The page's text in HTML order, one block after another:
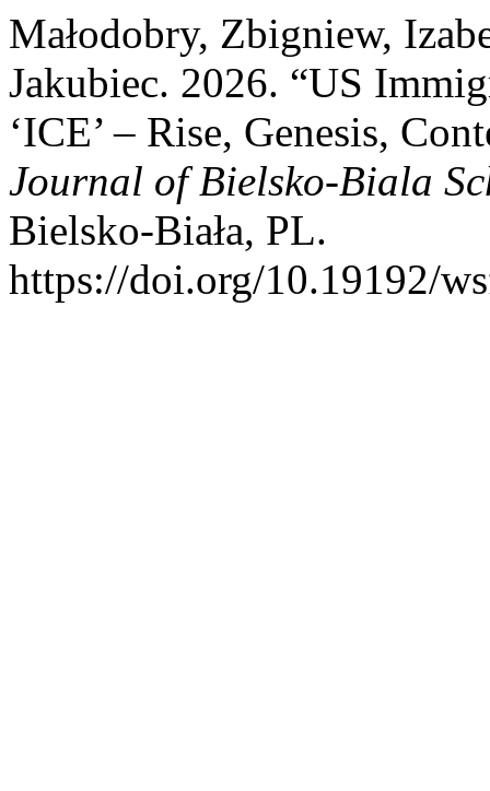
Małodobry, Zbigniew,
Jakubiec. 2026. “US
‘ICE’ – Rise, Genesis,
Journal of Bielsko-Biala
Bielsko-Biała, PL.
https://doi.org/10.19192/